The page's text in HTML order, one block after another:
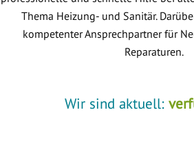
Thema Heizung- und Sanitär.
kompetenter Ansprechpartner für
Reparaturen.
Wir sind aktuell: